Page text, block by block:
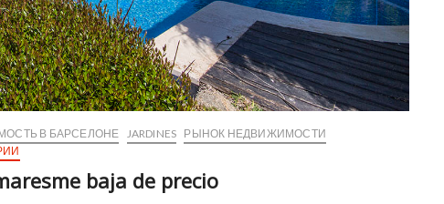
В БАРСЕЛОНЕ JARDINES РЫНОК НЕДВИЖИМОСТИ
baja de precio